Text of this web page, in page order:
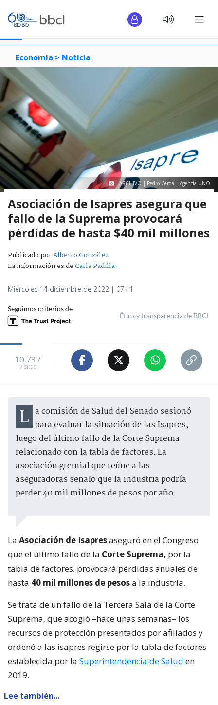
Economía > Noticia
ARCHIVO | Pedro Cerda | Agencia UNO
Asociación de Isapres asegura que
fallo de la Suprema provocará
pérdidas de hasta $40 mil millones
Publicado porAlberto González
La información es deCarla Padilla
Miércoles 14 diciembre de 2022 | 07:41
Seguimos criterios de
Ética y transparencia de BBCL
10.737
visitas
La comisión de Salud del Senado sesionó para evaluar la situación de las Isapres,
luego del último fallo de la Corte Suprema
relacionado con la tabla de factores. La
asociación gremial que reúne a las
aseguradoras señaló que la industria podría
perder 40 mil millones de pesos por año.
La Asociación de Isapresaseguró en el Congreso
que el último fallo de la Corte Suprema, por la
tabla de factores, provocará pérdidas anuales de
hasta 40 mil millones de pesosa la industria.
Se trata de un fallo de la Tercera Sala de la Corte
Suprema, que acogió –hace unas semanas– los
recursos de protección presentados por afiliados y
ordenó a las isapres regirse por la tabla de factores
establecida por la Superintendencia de Salud en
2019.
Lee también...